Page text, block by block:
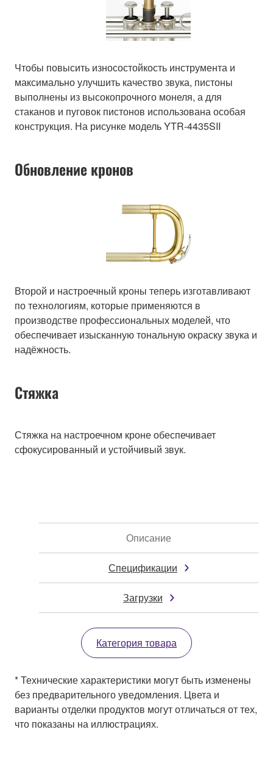
Чтобы повысить износостойкость инструмента и
максимально улучшить качество звука, пистоны
выполнены из высокопрочного монеля, а для
стаканов и пуговок пистонов использована особая
конструкция. На рисунке модель YTR-4435SII
Обновление кронов
Второй и настроечный кроны теперь изготавливают
по технологиям, которые применяются в
производстве профессиональных моделей, что
обеспечивает изысканную тональную окраску звука и
надёжность.
Стяжка
Стяжка на настроечном кроне обеспечивает
сфокусированный и устойчивый звук.
Описание
Спецификации
Загрузки
Категория товара
* Технические характеристики могут быть изменены
без предварительного уведомления. Цвета и
варианты отделки продуктов могут отличаться от тех,
что показаны на иллюстрациях.